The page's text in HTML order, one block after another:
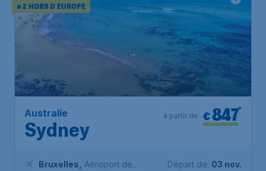
# 2 HORS D'EUROPE
Australie
Sydney
€ 847*
à partir de
Bruxelles
Aéroport de
Départ de: 03 nov.